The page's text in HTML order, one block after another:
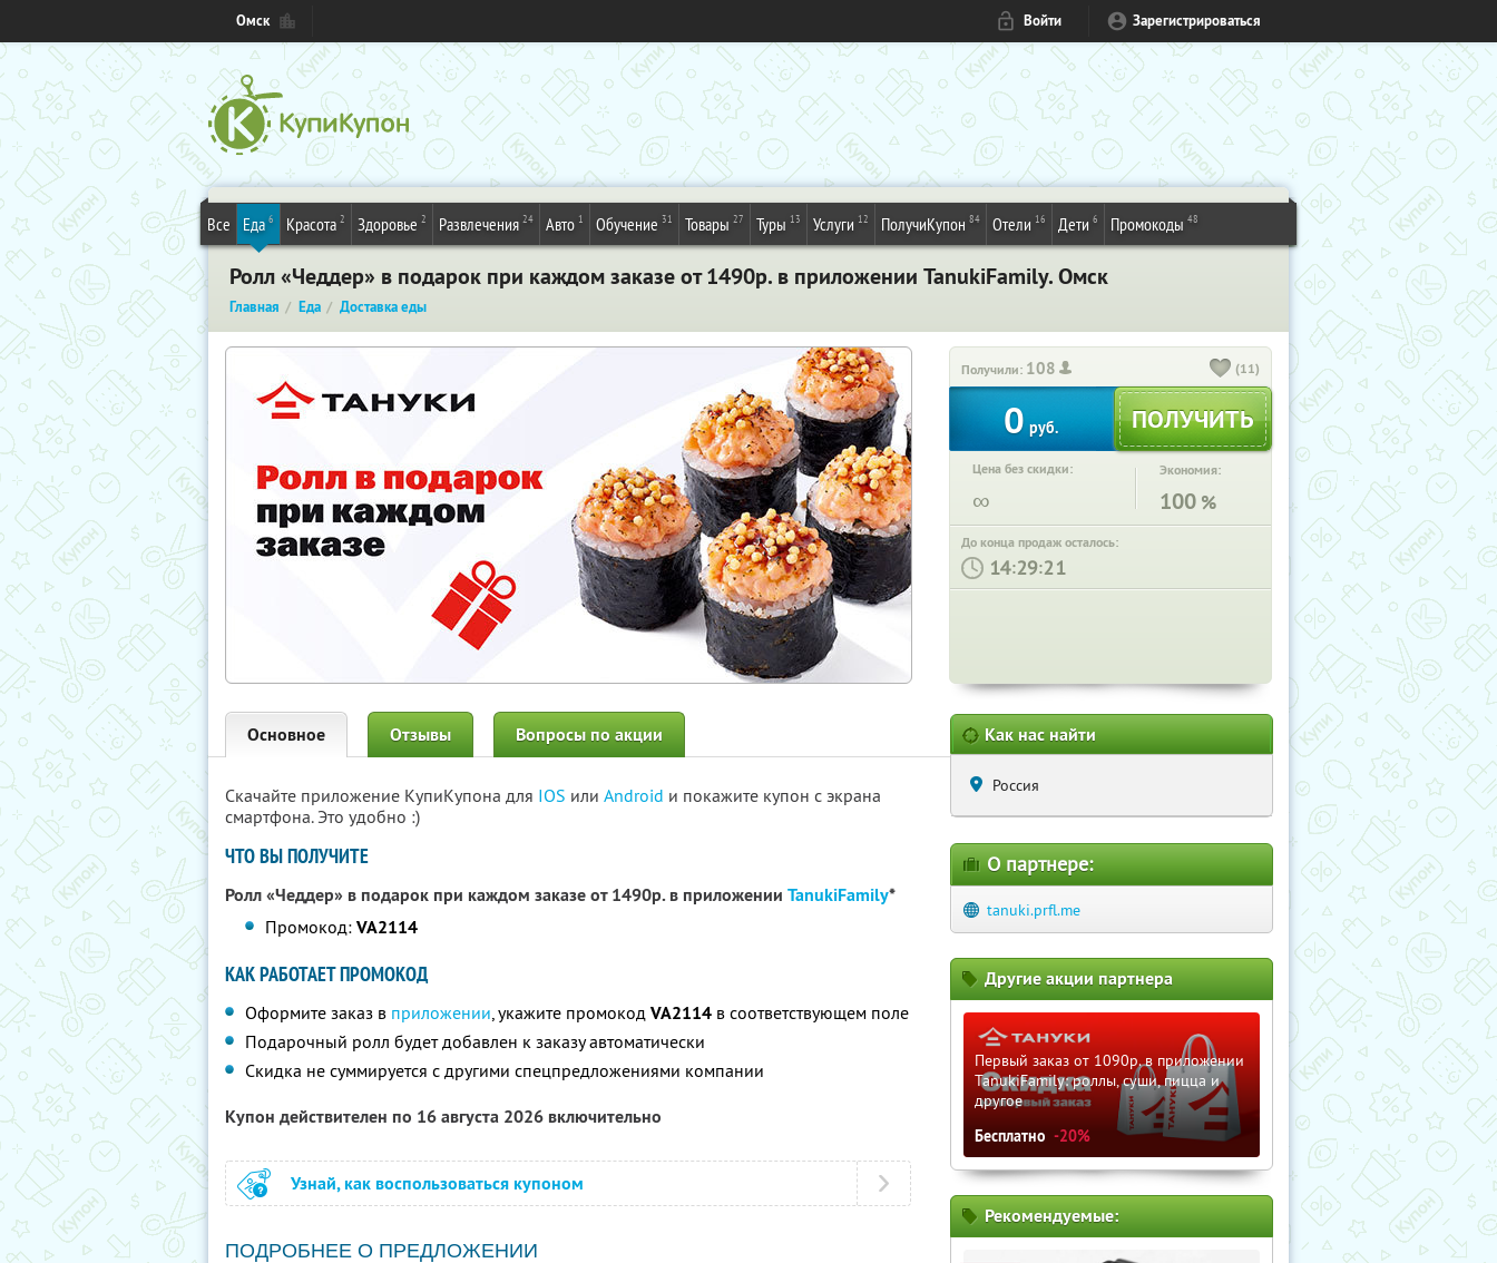
Омск Войти Зарегистрироваться
Все Еда 6 Красота 2 Здоровье 2 Развлечения 24 Авто 1 Обучение 31 Товары 27 Туры 13 Услуги 12 ПолучиКупон 84 Отели 16 Дети 6 Промокоды 48
Ролл «Чеддер» в подарок при каждом заказе от 1490р. в приложении TanukiFamily. Омск
Главная Еда Доставка еды
Получили: 108 (11)
0 руб.
Цена без скидки:
∞
Экономия:
100 %
До конца продаж осталось:
: :
Основное Отзывы Вопросы по акции
Скачайте приложение КупиКупона для IOS или Android и покажите купон с экрана
смартфона. Это удобно :)
ЧТО ВЫ ПОЛУЧИТЕ
Ролл «Чеддер» в подарок при каждом заказе от 1490р. в приложении TanukiFamily*
Промокод:VA2114
КАК РАБОТАЕТ ПРОМОКОД
Оформите заказ в приложении, укажите промокод VA2114 в соответствующем поле
Подарочный ролл будет добавлен к заказу автоматически
Скидка не суммируется с другими спецпредложениями компании
Купон действителен по 16 августа 2026 включительно
Узнай, как воспользоваться купоном
ПОДРОБНЕЕ О ПРЕДЛОЖЕНИИ
Как нас найти
Россия
О партнере:
tanuki.prfl.me
Другие акции партнера
Первый заказ от 1090р. в приложении
TanukiFamily: роллы, суши, пицца и
другое
Бесплатно -20%
Рекомендуемые: